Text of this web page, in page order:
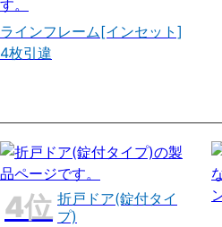
ラインフレーム[インセット]
4枚引違
折戸ドア(錠付タイ
プ)